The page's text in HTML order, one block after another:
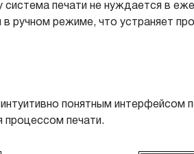
система печати не нуждается в
ручном режиме, что устраняет
понятным
процессом печати.